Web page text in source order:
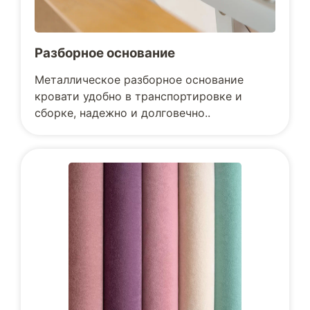
Разборное основание
Металлическое разборное основание
кровати удобно в транспортировке и
сборке, надежно и долговечно..